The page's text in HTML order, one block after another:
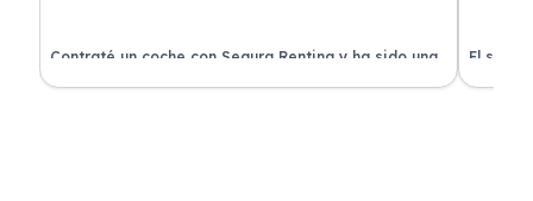
Contraté un coche con Segura Renting y ha sido una
experiencia fantástica. Todo incluido y sin sorpresas.
El
proceso